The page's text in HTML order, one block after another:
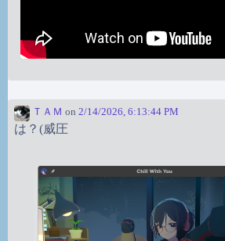
ＴＡＭ on 2/14/2026, 6:13:44 PM
は？(威圧